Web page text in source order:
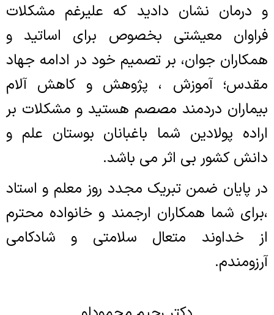
و درمان نشان دادید که علیرغم مشکلات
فراوان معیشتی بخصوص برای اساتید و
همکاران جوان، بر تصمیم خود در ادامه جهاد
مقدس؛ آموزش ، پژوهش و کاهش آلام
بیماران دردمند مصصم هستید و مشکلات بر
اراده پولادین شما باغبانان بوستان علم و
دانش کشور بی اثر می باشد.
در پایان ضمن تبریک مجدد روز معلم و استاد
،برای شما همکاران ارجمند و خانواده محترم
از خداوند متعال سلامتی و شادکامی
آرزومندم.